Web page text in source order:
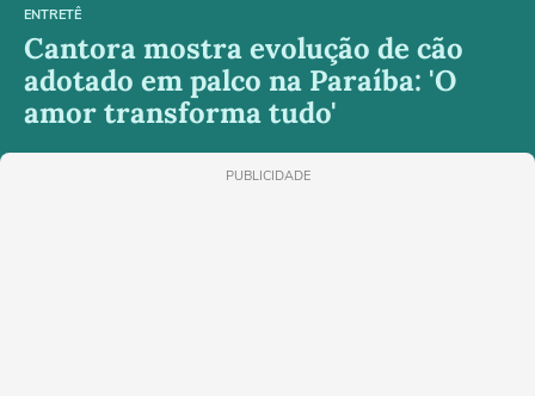
ENTRETÊ
Cantora mostra evolução de cão
adotado em palco na Paraíba: 'O
amor transforma tudo'
PUBLICIDADE